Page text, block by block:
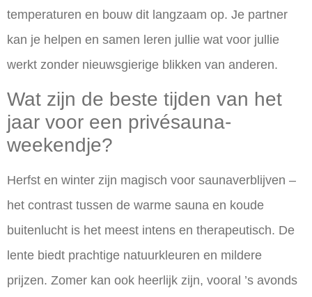
temperaturen en bouw dit langzaam op. Je partner
kan je helpen en samen leren jullie wat voor jullie
werkt zonder nieuwsgierige blikken van anderen.
Wat zijn de beste tijden van het
jaar voor een privésauna-
weekendje?
Herfst en winter zijn magisch voor saunaverblijven –
het contrast tussen de warme sauna en koude
buitenlucht is het meest intens en therapeutisch. De
lente biedt prachtige natuurkleuren en mildere
prijzen. Zomer kan ook heerlijk zijn, vooral ’s avonds